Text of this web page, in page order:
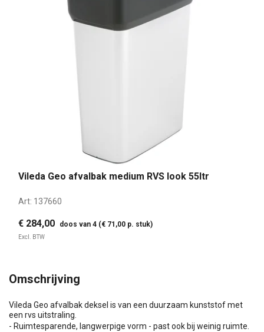
Vileda Geo afvalbak medium RVS look 55ltr
Art: 137660
€ 284,00 doos van 4 (€ 71,00 p. stuk)
Excl. BTW
Omschrijving
Vileda Geo afvalbak deksel is van een duurzaam kunststof met
een rvs uitstraling.
- Ruimtesparende, langwerpige vorm - past ook bij weinig ruimte.